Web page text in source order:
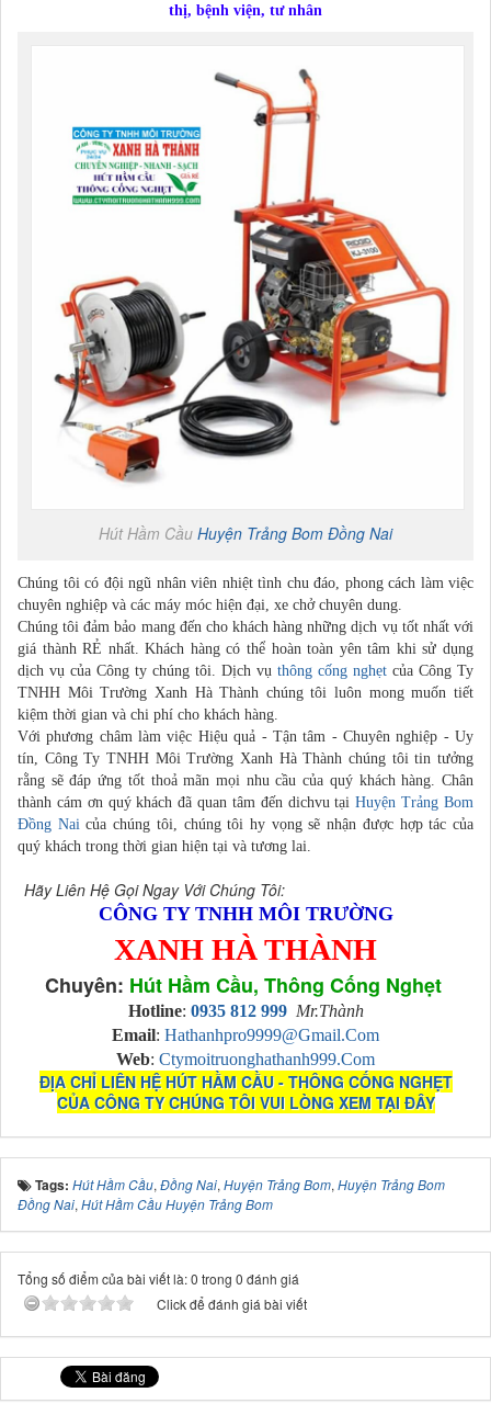
thị, bệnh viện, tư nhân
Hút Hầm Cầu Huyện Trảng Bom Đồng Nai
Chúng tôi có đội ngũ nhân viên nhiệt tình chu đáo, phong cách làm việc
chuyên nghiệp và các máy móc hiện đại, xe chở chuyên dung.
Chúng tôi đảm bảo mang đến cho khách hàng những dịch vụ tốt nhất với
giá thành RẺ nhất. Khách hàng có thể hoàn toàn yên tâm khi sử dụng
dịch vụ của Công ty chúng tôi. Dịch vụ thông cống nghẹt của Công Ty
TNHH Môi Trường Xanh Hà Thành chúng tôi luôn mong muốn tiết
kiệm thời gian và chi phí cho khách hàng.
Với phương châm làm việc Hiệu quả - Tận tâm - Chuyên nghiệp - Uy
tín, Công Ty TNHH Môi Trường Xanh Hà Thành chúng tôi tin tưởng
rằng sẽ đáp ứng tốt thoả mãn mọi nhu cầu của quý khách hàng. Chân
thành cám ơn quý khách đã quan tâm đến dichvu tạiHuyện Trảng Bom
Đồng Nai của chúng tôi, chúng tôi hy vọng sẽ nhận được hợp tác của
quý khách trong thời gian hiện tại và tương lai.
Hãy Liên Hệ Gọi Ngay Với Chúng Tôi:
CÔNG TY TNHH MÔI TRƯỜNG
XANH HÀ THÀNH
Chuyên: Hút Hầm Cầu, Thông Cống Nghẹt
Hotline: 0935 812 999 Mr.Thành
Email: Hathanhpro9999@gmail.com
Web: Ctymoitruonghathanh999.com
ĐỊA CHỈ LIÊN HỆ HÚT HẦM CẦU - THÔNG CỐNG NGHẸT
CỦA CÔNG TY CHÚNG TÔI VUI LÒNG XEM TẠI ĐÂY
Tags: Hút Hầm Cầu, Đồng Nai, Huyện Trảng Bom, Huyện Trảng Bom
Đồng Nai, Hút Hầm Cầu Huyện Trảng Bom
Tổng số điểm của bài viết là: 0 trong 0 đánh giá
Click để đánh giá bài viết